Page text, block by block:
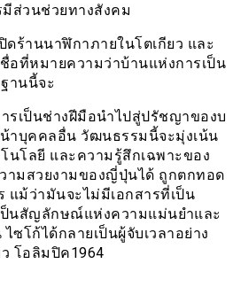
ส่วนช่วยทางสังคม
ดร้านนาฬิกาภายในโตเกียว และ
อที่หมายความว่าบ้านแห่งการเป็น
านนี้จะ
รเป็นช่างฝีมือนำไปสู่ปรัชญาของบ
าบุคคลอื่น วัฒนธรรมนี้จะมุ่งเน้น
นโลยี และความรู้สึกเฉพาะของ
ามสวยงามของญี่ปุ่นได้ ถูกตกทอด
แม้ว่ามันจะไม่มีเอกสารที่เป็น
ป็นสัญลักษณ์แห่งความแม่นยำและ
ซโก้ได้กลายเป็นผู้จับเวลาอย่าง
โอลิมปิค1964